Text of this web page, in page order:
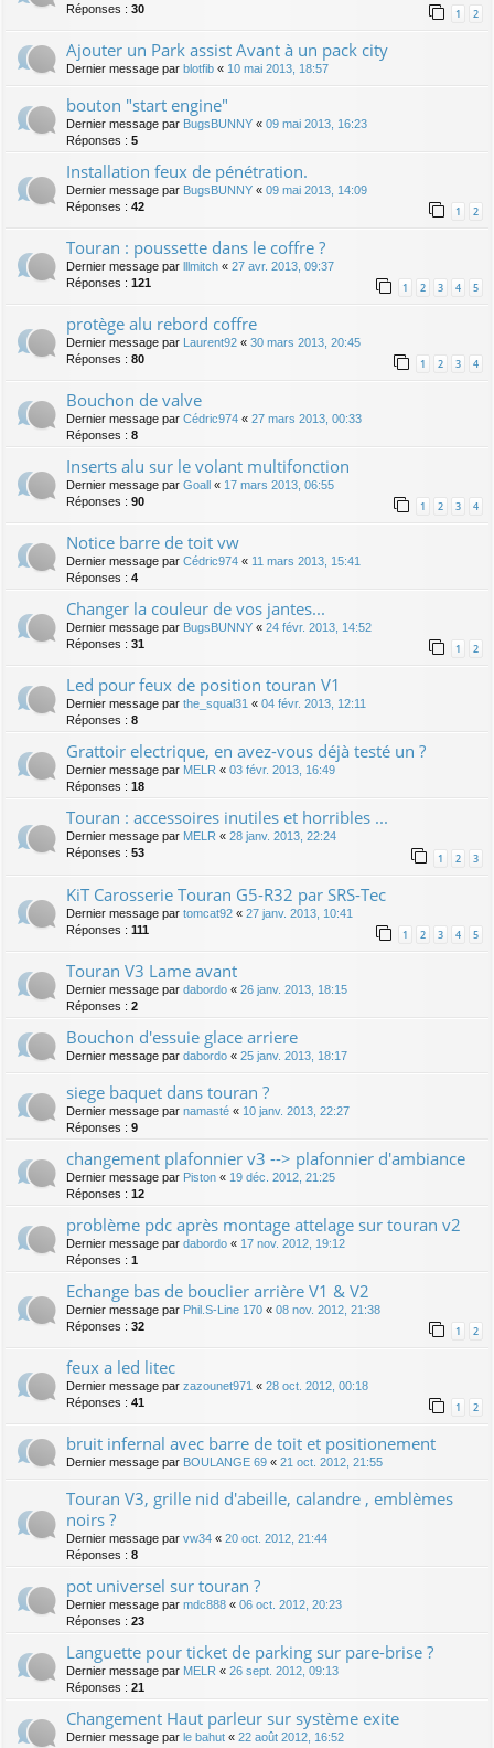
Réponses : 30 1 2
Ajouter un Park assist Avant à un pack city
Dernier message par blotfib « 10 mai 2013, 18:57
bouton "start engine"
Dernier message par BugsBUNNY « 09 mai 2013, 16:23
Réponses : 5
Installation feux de pénétration.
Dernier message par BugsBUNNY « 09 mai 2013, 14:09
Réponses : 42 1 2
Touran : poussette dans le coffre ?
Dernier message par lllmitch « 27 avr. 2013, 09:37
Réponses : 121 1 2 3 4 5
protège alu rebord coffre
Dernier message par Laurent92 « 30 mars 2013, 20:45
Réponses : 80 1 2 3 4
Bouchon de valve
Dernier message par Cédric974 « 27 mars 2013, 00:33
Réponses : 8
Inserts alu sur le volant multifonction
Dernier message par Goall « 17 mars 2013, 06:55
Réponses : 90 1 2 3 4
Notice barre de toit vw
Dernier message par Cédric974 « 11 mars 2013, 15:41
Réponses : 4
Changer la couleur de vos jantes...
Dernier message par BugsBUNNY « 24 févr. 2013, 14:52
Réponses : 31 1 2
Led pour feux de position touran V1
Dernier message par the_squal31 « 04 févr. 2013, 12:11
Réponses : 8
Grattoir electrique, en avez-vous déjà testé un ?
Dernier message par MELR « 03 févr. 2013, 16:49
Réponses : 18
Touran : accessoires inutiles et horribles ...
Dernier message par MELR « 28 janv. 2013, 22:24
Réponses : 53 1 2 3
KiT Carosserie Touran G5-R32 par SRS-Tec
Dernier message par tomcat92 « 27 janv. 2013, 10:41
Réponses : 111 1 2 3 4 5
Touran V3 Lame avant
Dernier message par dabordo « 26 janv. 2013, 18:15
Réponses : 2
Bouchon d'essuie glace arriere
Dernier message par dabordo « 25 janv. 2013, 18:17
siege baquet dans touran ?
Dernier message par namasté « 10 janv. 2013, 22:27
Réponses : 9
changement plafonnier v3 --> plafonnier d'ambiance
Dernier message par Piston « 19 déc. 2012, 21:25
Réponses : 12
problème pdc après montage attelage sur touran v2
Dernier message par dabordo « 17 nov. 2012, 19:12
Réponses : 1
Echange bas de bouclier arrière V1 & V2
Dernier message par Phil.S-Line 170 « 08 nov. 2012, 21:38
Réponses : 32 1 2
feux a led litec
Dernier message par zazounet971 « 28 oct. 2012, 00:18
Réponses : 41 1 2
bruit infernal avec barre de toit et positionement
Dernier message par BOULANGE 69 « 21 oct. 2012, 21:55
Touran V3, grille nid d'abeille, calandre , emblèmes
noirs ?
Dernier message par vw34 « 20 oct. 2012, 21:44
Réponses : 8
pot universel sur touran ?
Dernier message par mdc888 « 06 oct. 2012, 20:23
Réponses : 23
Languette pour ticket de parking sur pare-brise ?
Dernier message par MELR « 26 sept. 2012, 09:13
Réponses : 21
Changement Haut parleur sur système exite
Dernier message par le bahut « 22 août 2012, 16:52